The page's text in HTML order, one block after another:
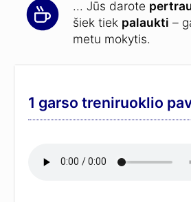
... Jūs darote
šiek tiek palaukti –
metu mokytis.
1 garso treniruoklio